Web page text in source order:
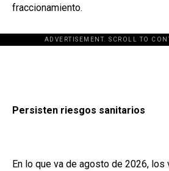
fraccionamiento.
ADVERTISEMENT. SCROLL TO
Persisten riesgos sanitarios
En lo que va de agosto de 2026, los